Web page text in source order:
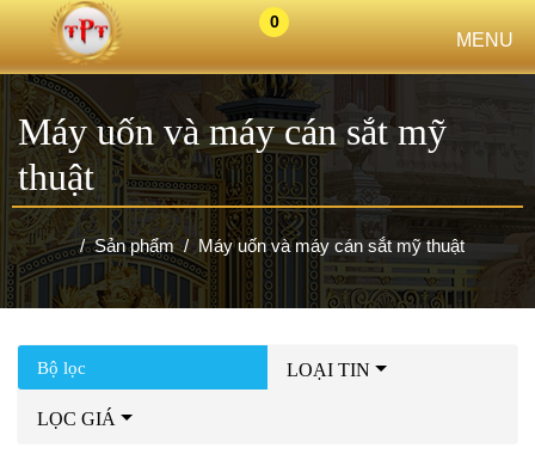
0
MENU
Máy uốn và máy cán sắt mỹ
thuật
Sản phẩm Máy uốn và máy cán sắt mỹ thuật
Bộ lọc LOẠI TIN
LỌC GIÁ